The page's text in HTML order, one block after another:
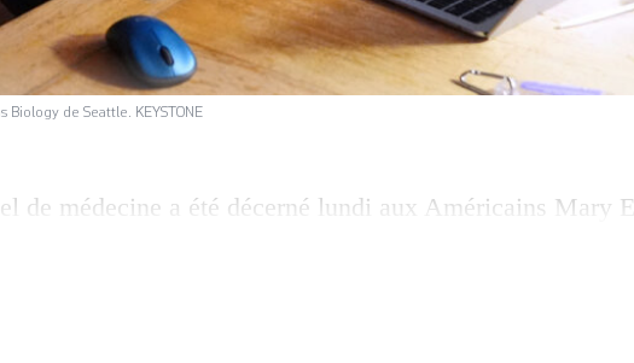
de Seattle. KEYSTONE
de médecine a été décerné lundi aux Américains Mary E.